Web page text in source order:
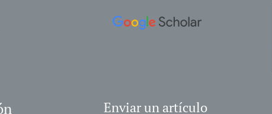
Enviar un artículo